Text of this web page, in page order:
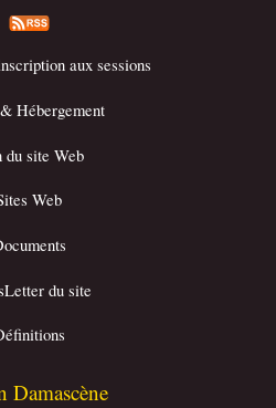
aux sessions
Hébergement
du site Web
Web
du site
Damascène